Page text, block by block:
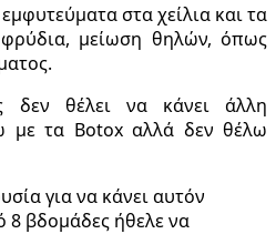
στα χείλια και τα
μείωση θηλών, όπως
δεν θέλει να κάνει άλλη
με τα Botox αλλά δεν θέλω